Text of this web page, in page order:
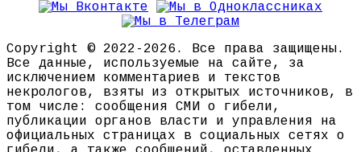
Copyright © 2022-2026. Все права защищены.
Все данные, используемые на сайте, за
исключением комментариев и текстов
некрологов, взяты из открытых источников, в
том числе: сообщения СМИ о гибели,
публикации органов власти и управления на
официальных страницах в социальных сетях о